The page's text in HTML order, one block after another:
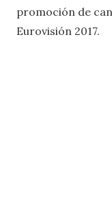
promoción de
Eurovisión 2017.